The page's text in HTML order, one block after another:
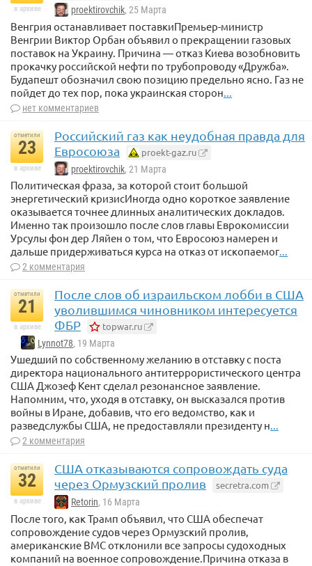
в архиве proektirovchik, 25 Марта
Венгрия останавливает поставкиПремьер-министр
Венгрии Виктор Орбан объявил о прекращении газовых
поставок на Украину. Причина — отказ Киева возобновить
прокачку российской нефти по трубопроводу «Дружба».
Будапешт обозначил свою позицию предельно ясно. Газ не
пойдет до тех пор, пока украинская сторон
нет комментариев
отметили
23
в архиве
Российский газ как неудобная правда для
Евросоюза
proekt-gaz.ru
proektirovchik, 21 Марта
Политическая фраза, за которой стоит большой
энергетический кризисИногда одно короткое заявление
оказывается точнее длинных аналитических докладов.
Именно так произошло после слов главы Еврокомиссии
Урсулы фон дер Ляйен о том, что Евросоюз намерен и
дальше придерживаться курса на отказ от ископаемог...
2 комментария
отметили
21
в архиве
После слов об израильском лобби в США
уволившимся чиновником интересуется
ФБР
topwar.ru
Lynnot78, 19 Марта
Ушедший по собственному желанию в отставку с поста
директора национального антитеррористического центра
США Джозеф Кент сделал резонансное заявление.
Напомним, что, уходя в отставку, он высказался против
войны в Иране, добавив, что его ведомство, как и
разведслужбы США, не предоставляли президенту н...
2 комментария
отметили
32
в архиве
США отказываются сопровождать суда
через Ормузский пролив
secretra.com
Retorin, 16 Марта
После того, как Трамп объявил, что США обеспечат
сопровождение судов через Ормузский пролив,
американские ВМС отклонили все запросы судоходных
компаний на военное сопровождение.Причина отказа в